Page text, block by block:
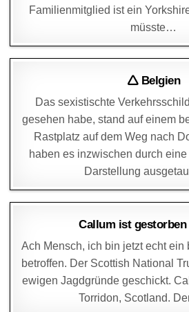
Familienmitglied ist ein
müsste…
DAGMAR 1. AUGUST
🛆 Belgien
Das sexistischte
gesehen habe, stand auf einem
Rastplatz auf dem Weg nach
haben es inzwischen durch
Darstellung
DAGMAR 22. JUNI
Callum ist
Ach Mensch, ich bin jetzt echt ein
betroffen. Der Scottish National
ewigen Jagdgründe geschickt.
Torridon, Scotland.